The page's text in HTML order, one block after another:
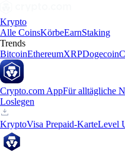
Krypto
Alle CoinsKörbeEarnStaking
Trends
BitcoinEthereumXRPDogecoin
Crypto.com AppFür alltägliche
Loslegen
KryptoVisa Prepaid-KarteLevel